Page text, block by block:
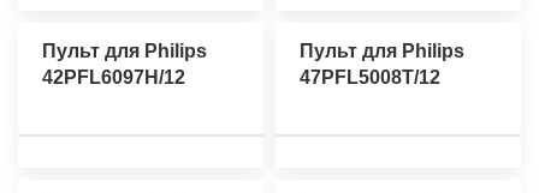
Пульт для Philips
42PFL6097H/12
Пульт для Philips
47PFL5008T/12